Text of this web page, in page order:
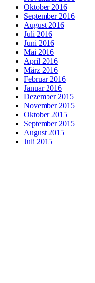
Oktober 2016
September 2016
August 2016
Juli 2016
Juni 2016
Mai 2016
April 2016
März 2016
Februar 2016
Januar 2016
Dezember 2015
November 2015
Oktober 2015
September 2015
August 2015
Juli 2015